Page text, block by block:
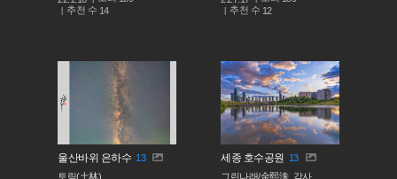
추천 수 14
추천 수 12
울산바위 은하수 13
토림(土林)
세종 호수공원 13
그린나래/金熙洙_감사